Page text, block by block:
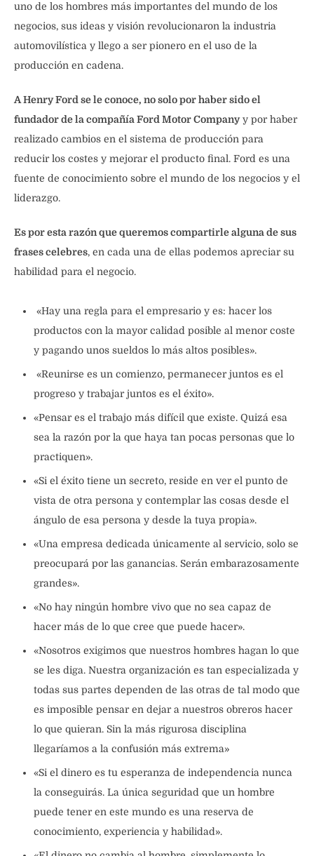
uno de los hombres más importantes del mundo de los
negocios, sus ideas y visión revolucionaron la industria
automovilística y llego a ser pionero en el uso de la
producción en cadena.
A Henry Ford se le conoce, no solo por haber sido el
fundador de la compañía Ford Motor Companyy por haber
realizado cambios en el sistema de producción para
reducir los costes y mejorar el producto final. Ford es una
fuente de conocimiento sobre el mundo de los negocios y el
liderazgo.
Es por esta razón que queremos compartirle alguna de sus
frases celebres, en cada una de ellas podemos apreciar su
habilidad para el negocio.
«Hay una regla para el empresario y es: hacer los
productos con la mayor calidad posible al menor coste
y pagando unos sueldos lo más altos posibles».
«Reunirse es un comienzo, permanecer juntos es el
progreso y trabajar juntos es el éxito».
«Pensar es el trabajo más difícil que existe. Quizá esa
sea la razón por la que haya tan pocas personas que lo
practiquen».
«Si el éxito tiene un secreto, reside en ver el punto de
vista de otra persona y contemplar las cosas desde el
ángulo de esa persona y desde la tuya propia».
«Una empresa dedicada únicamente al servicio, solo se
preocupará por las ganancias. Serán embarazosamente
grandes».
«No hay ningún hombre vivo que no sea capaz de
hacer más de lo que cree que puede hacer».
«Nosotros exigimos que nuestros hombres hagan lo que
se les diga. Nuestra organización es tan especializada y
todas sus partes dependen de las otras de tal modo que
es imposible pensar en dejar a nuestros obreros hacer
lo que quieran. Sin la más rigurosa disciplina
llegaríamos a la confusión más extrema»
«Si el dinero es tu esperanza de independencia nunca
la conseguirás. La única seguridad que un hombre
puede tener en este mundo es una reserva de
conocimiento, experiencia y habilidad».